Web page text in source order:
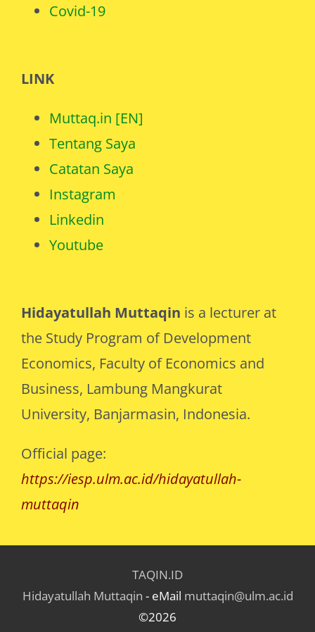
Hidayatullah Muttaqin is a lecturer at
the Study Program of Development
Economics, Faculty of Economics and
Business, Lambung Mangkurat
University, Banjarmasin, Indonesia.
Official page:
https://iesp.ulm.ac.id/hidayatullah-
muttaqin
Covid-19
LINK
Muttaq.in [EN]
Tentang Saya
Catatan Saya
Instagram
Linkedin
Youtube
TAQIN.ID
Hidayatullah Muttaqin - eMail muttaqin@ulm.ac.id
©2026